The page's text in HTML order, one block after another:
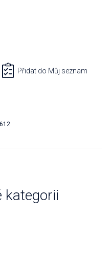
Přidat do Můj seznam
kategorii